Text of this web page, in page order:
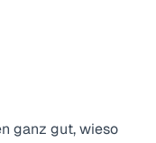
ganz gut, wieso